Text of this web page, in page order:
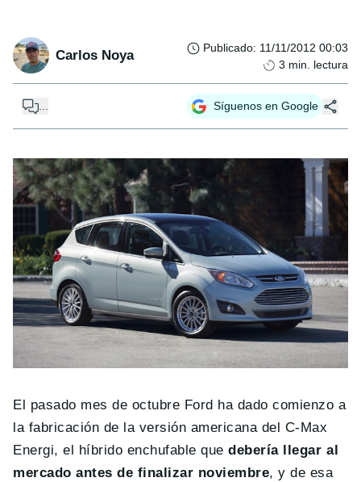
Carlos Noya Publicado: 11/11/2012 00:03
3 min. lectura
... Síguenos en Google
El pasado mes de octubre Ford ha dado comienzo a
la fabricación de la versión americana del C-Max
Energi, el híbrido enchufable que debería llegar al
mercado antes de finalizar noviembre, y de esa